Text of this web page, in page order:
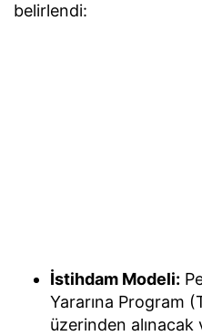
belirlendi:
İstihdam Modeli:
Yararına Program
üzerinden